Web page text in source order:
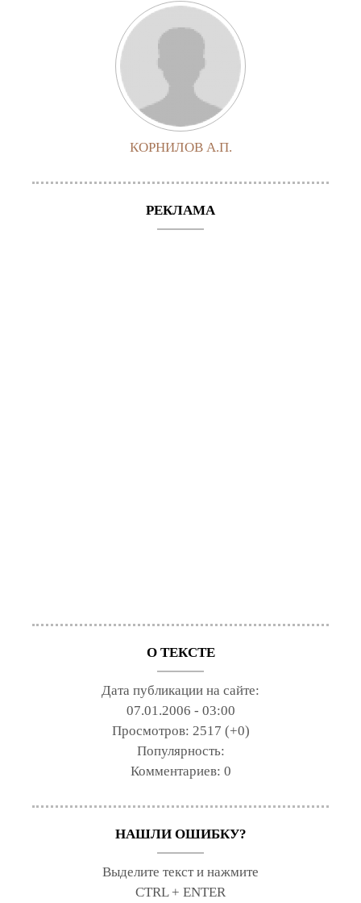
КОРНИЛОВ А.П.
РЕКЛАМА
О ТЕКСТЕ
Дата публикации на сайте:
07.01.2006 - 03:00
Просмотров: 2517 (+0)
Популярность:
Комментариев: 0
НАШЛИ ОШИБКУ?
Выделите текст и нажмите
CTRL + ENTER